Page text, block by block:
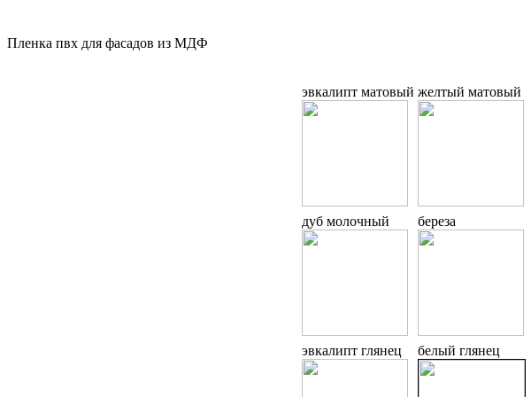
Пленка пвх для фасадов из МДФ
эвкалипт матовый желтый матовый
дуб молочный береза
эвкалипт глянец белый глянец